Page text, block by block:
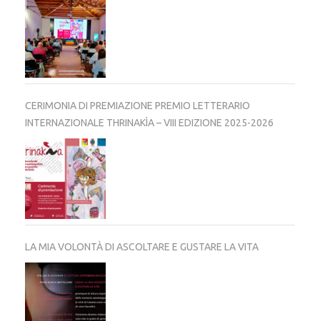
CERIMONIA DI PREMIAZIONE PREMIO LETTERARIO
INTERNAZIONALE THRINAKÌA – VIII EDIZIONE 2025-2026
LA MIA VOLONTÀ DI ASCOLTARE E GUSTARE LA VITA